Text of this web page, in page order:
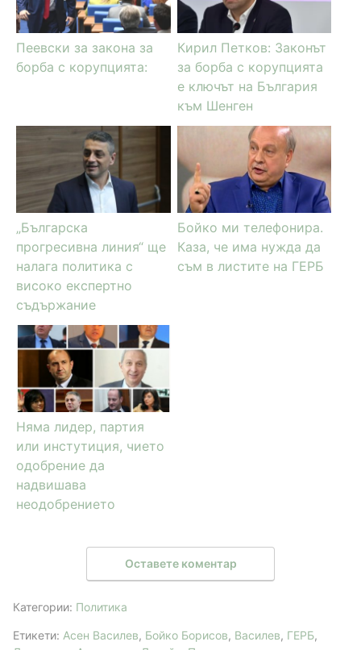
Пеевски за закона за
борба с корупцията:
Кирил Петков: Законът
за борба с корупцията
е ключът на България
към Шенген
„Българска
прогресивна линия“ ще
налага политика с
високо експертно
съдържание
Бойко ми телефонира.
Каза, че има нужда да
съм в листите на ГЕРБ
Няма лидер, партия
или инстутиция, чието
одобрение да
надвишава
неодобрението
Оставете коментар
Категории: Политика
Етикети: Асен Василев, Бойко Борисов, Василев, ГЕРБ,